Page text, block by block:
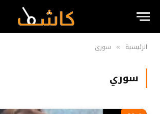
الرئيسية » سوري
سوري